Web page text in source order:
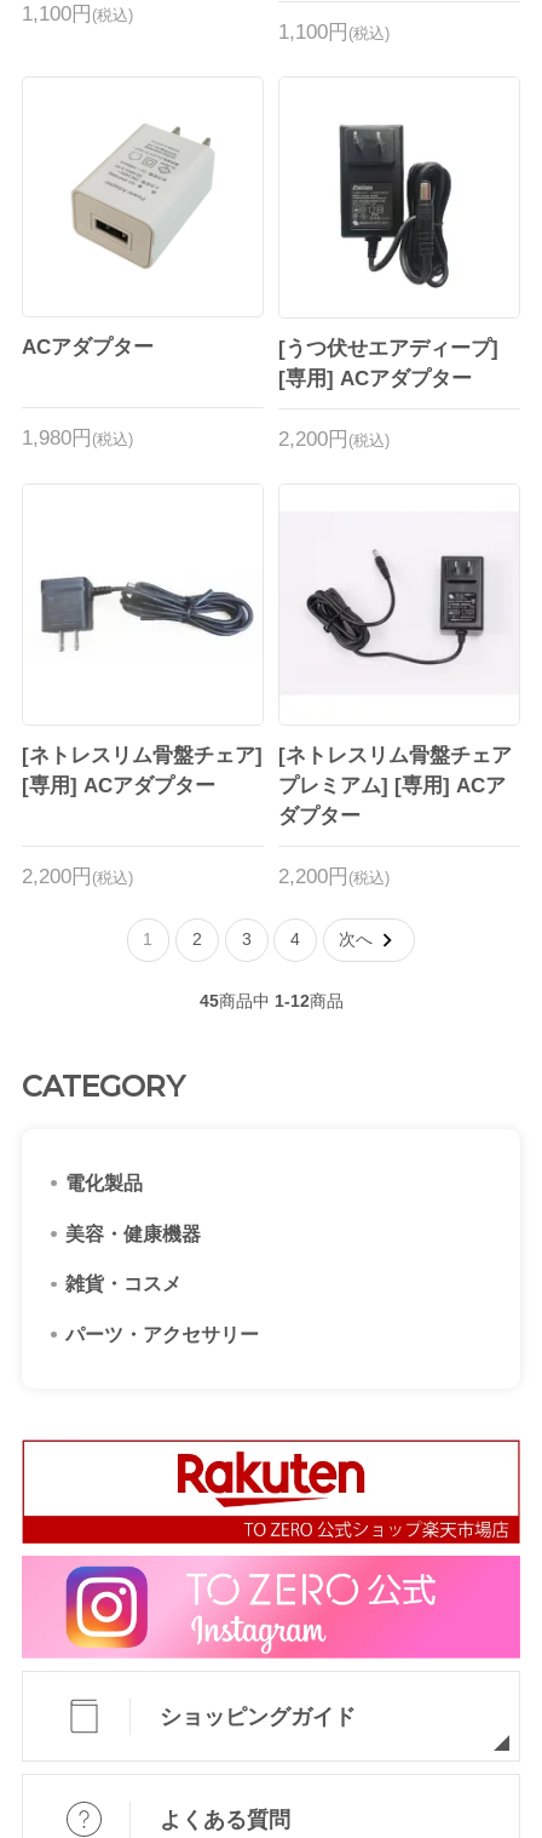
1,100円 (税込)
1,100円 (税込)
ACアダプター
1,980円 (税込)
[うつ伏せエアディープ]
[専用] ACアダプター
2,200円 (税込)
[ネトレスリム骨盤チェア]
[専用] ACアダプター
2,200円 (税込)
[ネトレスリム骨盤チェア
プレミアム] [専用] ACア
ダプター
2,200円 (税込)
1 2 3 4 次へ
45商品中 1-12商品
CATEGORY
電化製品
美容・健康機器
雑貨・コスメ
パーツ・アクセサリー
ショッピングガイド
よくある質問